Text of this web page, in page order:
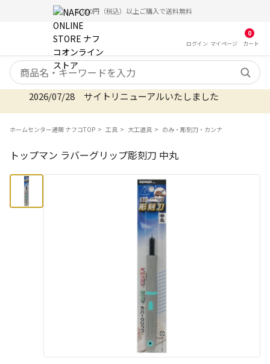
5,000円（税込）以上ご購入で送料無料
ログイン マイ ページ
0
カート
検索キーワード
2026/07/28 サイトリニューアルいたしました
ホームセンター通販 ナフコTOP 工具 大工道具 のみ・彫刻刀・カンナ
トップマン ラバーグリップ彫刻刀 中丸